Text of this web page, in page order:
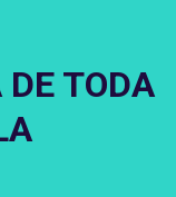
TODA